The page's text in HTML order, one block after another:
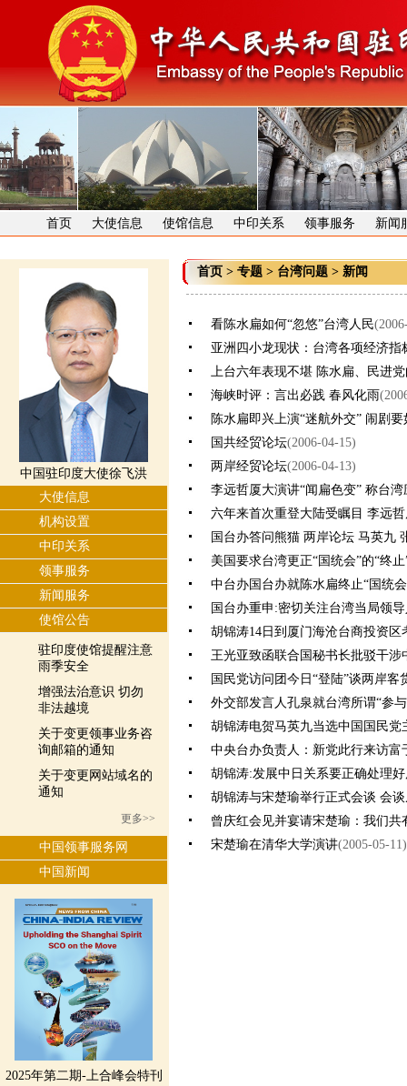
首页 大使信息 使馆信息 中印关系 领事服务 新闻
中国驻印度大使徐飞洪
大使信息
机构设置
中印关系
领事服务
新闻服务
使馆公告
驻印度使馆提醒注意
雨季安全
增强法治意识 切勿
非法越境
关于变更领事业务咨
询邮箱的通知
关于变更网站域名的
通知
更多>>
中国领事服务网
中国新闻
2025年第二期-上合峰会特刊
首页 > 专题 > 台湾问题 > 新闻
看陈水扁如何“忽悠”台湾人民
亚洲四小龙现状：台湾各项经济指
上台六年表现不堪 陈水扁、民进
海峡时评：言出必践 春风化雨
陈水扁即兴上演“迷航外交” 闹剧
国共经贸论坛(2006-04-15)
两岸经贸论坛(2006-04-13)
李远哲厦大演讲“闻扁色变” 称台
六年来首次重登大陆受瞩目 李远
国台办答问熊猫 两岸论坛 马英九
美国要求台湾更正“国统会”的“终
中台办国台办就陈水扁终止“国统
国台办重申:密切关注台湾当局领
胡锦涛14日到厦门海沧台商投资区
王光亚致函联合国秘书长批驳干涉
国民党访问团今日“登陆”谈两岸客
外交部发言人孔泉就台湾所谓“参
胡锦涛电贺马英九当选中国国民党
中央台办负责人：新党此行来访富
胡锦涛:发展中日关系要正确处理
胡锦涛与宋楚瑜举行正式会谈 会
曾庆红会见并宴请宋楚瑜：我们共
宋楚瑜在清华大学演讲(2005-05-11)